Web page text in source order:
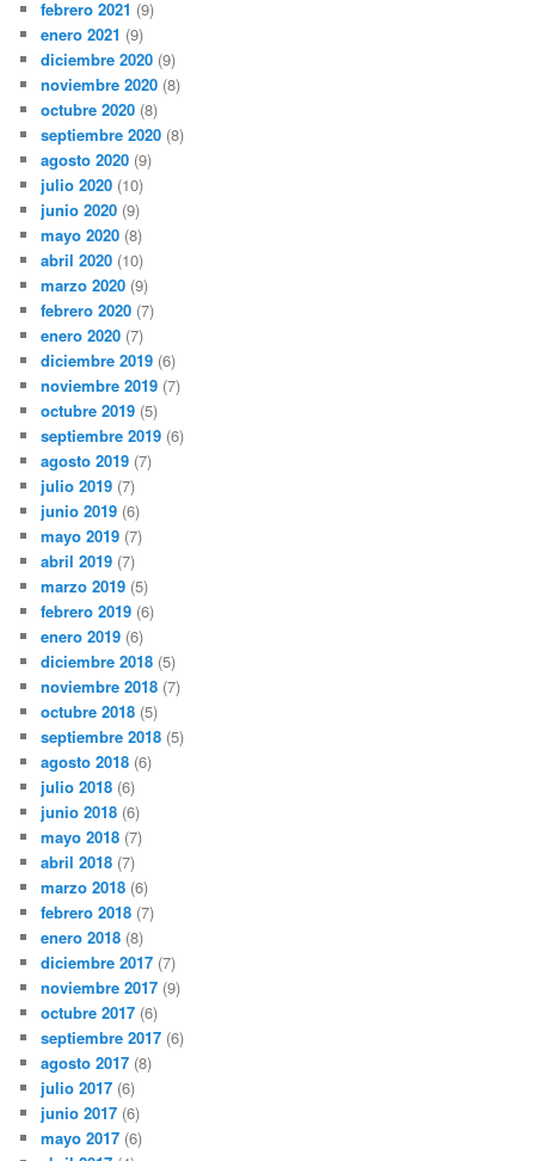
febrero 2021 (9)
enero 2021 (9)
diciembre 2020 (9)
noviembre 2020 (8)
octubre 2020 (8)
septiembre 2020 (8)
agosto 2020 (9)
julio 2020 (10)
junio 2020 (9)
mayo 2020 (8)
abril 2020 (10)
marzo 2020 (9)
febrero 2020 (7)
enero 2020 (7)
diciembre 2019 (6)
noviembre 2019 (7)
octubre 2019 (5)
septiembre 2019 (6)
agosto 2019 (7)
julio 2019 (7)
junio 2019 (6)
mayo 2019 (7)
abril 2019 (7)
marzo 2019 (5)
febrero 2019 (6)
enero 2019 (6)
diciembre 2018 (5)
noviembre 2018 (7)
octubre 2018 (5)
septiembre 2018 (5)
agosto 2018 (6)
julio 2018 (6)
junio 2018 (6)
mayo 2018 (7)
abril 2018 (7)
marzo 2018 (6)
febrero 2018 (7)
enero 2018 (8)
diciembre 2017 (7)
noviembre 2017 (9)
octubre 2017 (6)
septiembre 2017 (6)
agosto 2017 (8)
julio 2017 (6)
junio 2017 (6)
mayo 2017 (6)